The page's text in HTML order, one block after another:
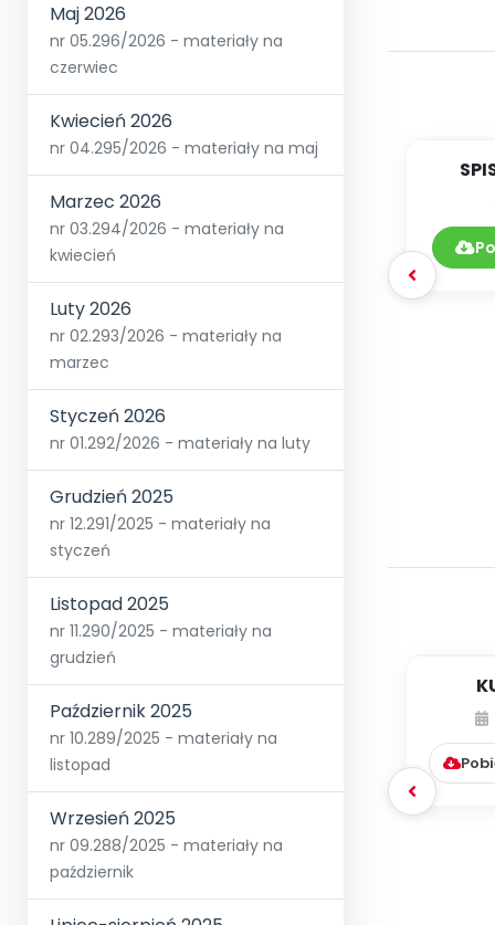
Maj 2026
nr 05.296/2026 - materiały na
czerwiec
Kwiecień 2026
nr 04.295/2026 - materiały na maj
Marzec 2026
nr 03.294/2026 - materiały na
kwiecień
Luty 2026
nr 02.293/2026 - materiały na
marzec
Styczeń 2026
nr 01.292/2026 - materiały na luty
Grudzień 2025
nr 12.291/2025 - materiały na
styczeń
Listopad 2025
nr 11.290/2025 - materiały na
grudzień
Październik 2025
nr 10.289/2025 - materiały na
listopad
Wrzesień 2025
nr 09.288/2025 - materiały na
październik